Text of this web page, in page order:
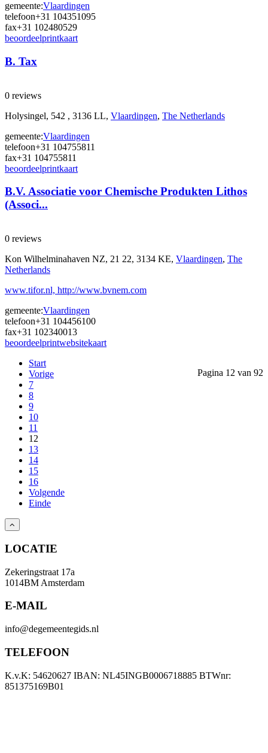
gemeente:Vlaardingen
telefoon+31 104351095
fax+31 102480529
beoordeelprintkaart
B. Tax
0 reviews
Holysingel, 542 , 3136 LL, Vlaardingen, The Netherlands
gemeente:Vlaardingen
telefoon+31 104755811
fax+31 104755811
beoordeelprintkaart
B.V. Associatie voor Chemische Produkten Lithos
(Associ...
0 reviews
Kon Wilhelminahaven NZ, 21 22, 3134 KE, Vlaardingen, The
Netherlands
www.tifor.nl, http://www.bvnem.com
gemeente:Vlaardingen
telefoon+31 104456100
fax+31 102340013
beoordeelprintwebsitekaart
Pagina 12 van 92
Start
Vorige
7
8
9
10
11
12
13
14
15
16
Volgende
Einde
LOCATIE
Zekeringstraat 17a
1014BM Amsterdam
E-MAIL
info@degemeentegids.nl
TELEFOON
K.v.K: 54620627 IBAN: NL45INGB0006718885 BTWnr:
851375169B01